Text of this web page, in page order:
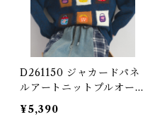
D261150 ジャカードパネ
ルアートニットプルオーバ
ー / Jacquard Panel Art
Knit Pullover 【restoc
¥5,390